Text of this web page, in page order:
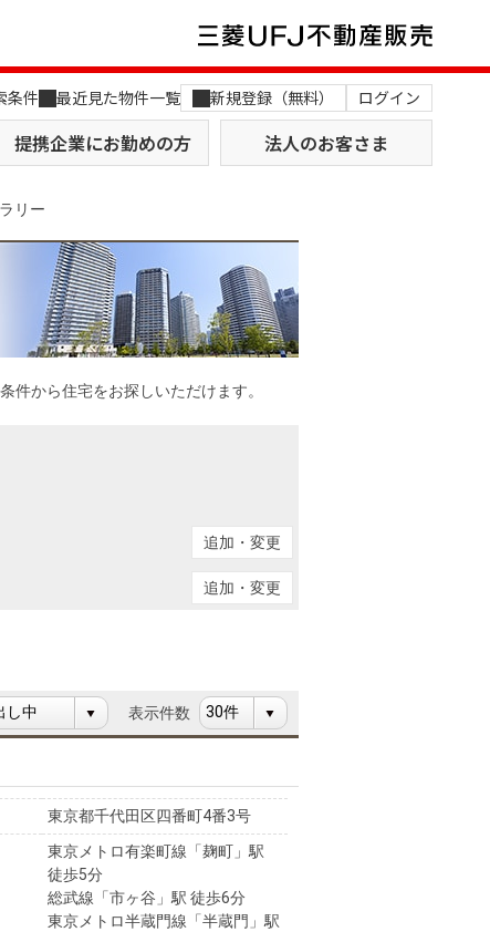
条件 最近見た物件一覧 新規登録（無料） ログイン
提携企業にお勤めの方 法人のお客さま
土地を探す
住まい1プラス（お役立ちコラム）
AI不動産査定
住まい1プラス（お役立ちコラム）
店舗のご案内（関西）
MUFG Way
リー
件から住宅をお探しいただけます。
追加・変更
追加・変更
表示件数
東京都千代田区四番町4番3号
東京メトロ有楽町線「麹町」駅
徒歩5分
総武線「市ヶ谷」駅 徒歩6分
東京メトロ半蔵門線「半蔵門」駅